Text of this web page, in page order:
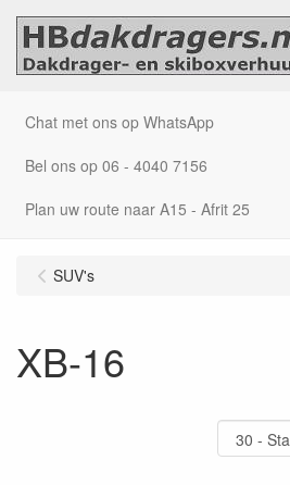
Chat met ons op WhatsApp
Bel ons op 06 - 4040 7156
Plan uw route naar A15 - Afrit 25
SUV's
XB-16